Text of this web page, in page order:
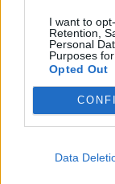
I want to
Retention,
Personal
Purposes
Opted Out
Data
LEC 2-1
FIO 2-2
3